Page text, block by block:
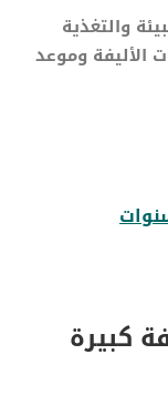
والتغذية
الأليفة وموعد
كبيرة